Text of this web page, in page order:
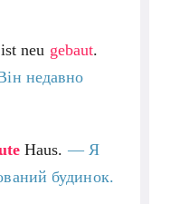
neu gebaut.
недавно
Haus. — Я
будинок.